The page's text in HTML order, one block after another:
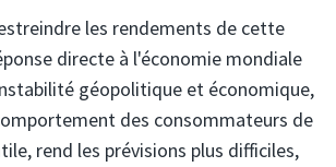
les rendements de cette
directe à l'économie mondiale
géopolitique et économique,
des consommateurs de
rend les prévisions plus difficiles,